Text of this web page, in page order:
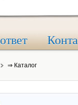
⇒ Каталог